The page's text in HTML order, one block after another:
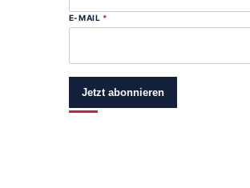
E-MAIL *
Jetzt abonnieren